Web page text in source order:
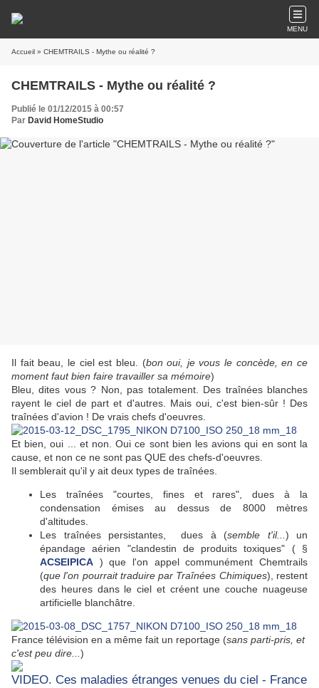
MENU
Accueil » CHEMTRAILS - Mythe ou réalité ?
CHEMTRAILS - Mythe ou réalité ?
Publié le 01/12/2015 à 00:57
Par David HomeStudio
Il fait beau, le ciel est bleu. (bon oui, je vous le concède, en ce
moment faut bien faire travailler sa mémoire)
Bleu, dites vous ? Non, pas totalement. Des traînées blanches
rayent le ciel de part et d'autres. Mais oui, c'est bien-sûr ! Des
traînées d'avion ! De vrais chefs d'oeuvres.
Et bien, oui ... et non. Oui ce sont bien les avions qui en sont la
cause, et non ce ne sont pas QUE des chefs-d'oeuvres.
Il semblerait qu'il y ait deux types de traînées.
Les traînées "courtes, fines et rares", dues à la
condensation émises au dessus de 8000 mètres
d'altitudes.
Les traînées persistantes, dues à (semble t'il... ) un
épandage aérien "clandestin de produits toxiques" ( §
ACSEIPICA ) que l'on appel communément Chemtrails
(que l'on pourrait traduire par Traînées Chimiques), restent
des heures dans le ciel et créent une couche nuageuse
artificielle blanchâtre.
France télévision en a même fait un reportage (sans parti-pris, et
c'est peu dire... )
VIDEO. Ces maladies étranges venues du ciel - France